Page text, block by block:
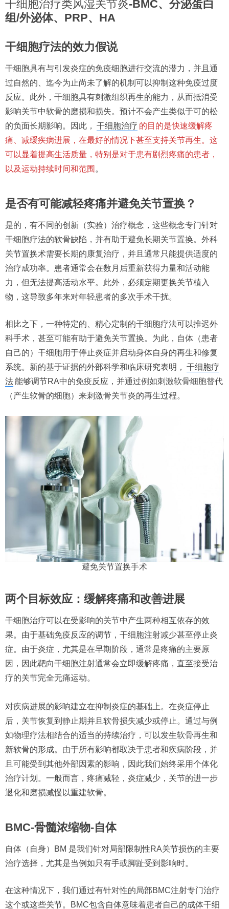
干细胞治疗类风湿关节炎-BMC、分泌蛋白
组/外泌体、PRP、HA
干细胞疗法的效力假说
干细胞具有与引发炎症的免疫细胞进行交流的潜力，并且通
过自然的、迄今为止尚未了解的机制可以抑制这种免疫过度
反应。此外，干细胞具有刺激组织再生的能力，从而抵消受
影响关节中软骨的磨损和损失。预计不会产生类似于可的松
的负面长期影响。因此， 干细胞治疗 的目的是快速缓解疼
痛、减缓疾病进展，在最好的情况下甚至支持关节再生。这
可以显着提高生活质量，特别是对于患有剧烈疼痛的患者，
以及运动持续时间和范围 。
是否有可能减轻疼痛并避免关节置换？
是的，有不同的创新（实验）治疗概念，这些概念专门针对
干细胞疗法的软骨缺陷，并有助于避免长期关节置换。外科
关节置换术需要长期的康复治疗，并且通常只能提供适度的
治疗成功率。患者通常会在数月后重新获得力量和活动能
力，但无法提高活动水平。此外，必须定期更换关节植入
物，这导致多年来对年轻患者的多次手术干扰。
相比之下，一种特定的、精心定制的干细胞疗法可以推迟外
科手术，甚至可能有助于避免关节置换。为此，自体（患者
自己的）干细胞用于停止炎症并启动身体自身的再生和修复
系统。新的基于证据的外部科学和临床研究表明， 干细胞疗
法能够调节RA中的免疫反应，并通过例如刺激软骨细胞替代
（产生软骨的细胞）来刺激骨关节炎的再生过程。
避免关节置换手术
两个目标效应：缓解疼痛和改善进展
干细胞治疗可以在受影响的关节中产生两种相互依存的效
果。由于基础免疫反应的调节，干细胞注射减少甚至停止炎
症。由于炎症，尤其是在早期阶段，通常是疼痛的主要原
因，因此靶向干细胞注射通常会立即缓解疼痛，直至接受治
疗的关节完全无痛运动。
对疾病进展的影响建立在抑制炎症的基础上。在炎症停止
后，关节恢复到静止期并且软骨损失减少或停止。通过与例
如物理疗法相结合的适当的持续治疗，可以发生软骨再生和
新软骨的形成。由于所有影响都取决于患者和疾病阶段，并
且可能受到其他外部因素的影响，因此我们始终采用个体化
治疗计划。一般而言，疼痛减轻，炎症减少，关节的进一步
退化和磨损减慢以重建软骨。
BMC-骨髓浓缩物-自体
自体（自身）BM 是我们针对局部限制性RA关节损伤的主要
治疗选择，尤其是当例如只有手或脚趾受到影响时。
在这种情况下，我们通过有针对性的局部BMC注射专门治疗
这个或这些关节。BMC包含自体意味着患者自己的成体干细